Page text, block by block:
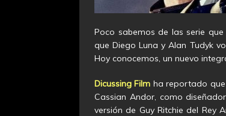
Poco sabemos de las serie
que Diego Luna y Alan Tudyk
Hoy conocemos, un nuevo
Dicussing Film ha reportado
Cassian Andor, como
versión de Guy Ritchie del Rey